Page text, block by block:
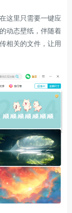
这里只需要一键应
动态壁纸，伴随着
相关的文件，让用